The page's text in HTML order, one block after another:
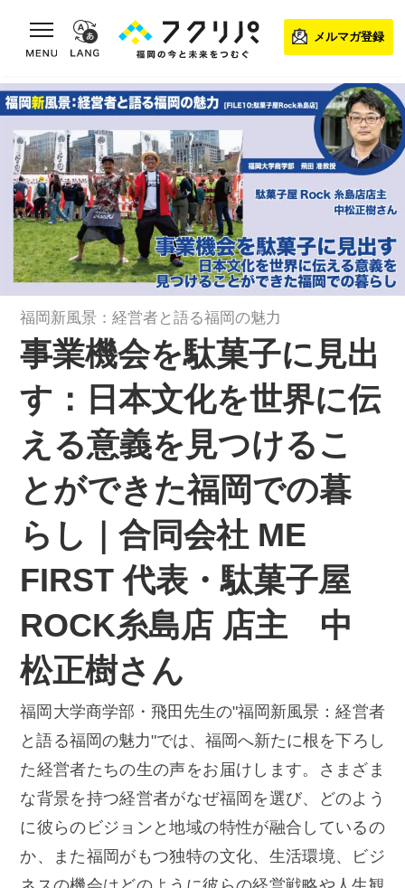
toggle navigation
メルマガ登録
福岡新風景：経営者と語る福岡の魅力
事業機会を駄菓子に見出
す：日本文化を世界に伝
える意義を見つけるこ
とができた福岡での暮
らし｜合同会社 ME
FIRST 代表・駄菓子屋
ROCK糸島店 店主 中
松正樹さん
福岡大学商学部・飛田先生の"福岡新風景：経営者
と語る福岡の魅力"では、福岡へ新たに根を下ろし
た経営者たちの生の声をお届けします。さまざま
な背景を持つ経営者がなぜ福岡を選び、どのよう
に彼らのビジョンと地域の特性が融合しているの
か、また福岡がもつ独特の文化、生活環境、ビジ